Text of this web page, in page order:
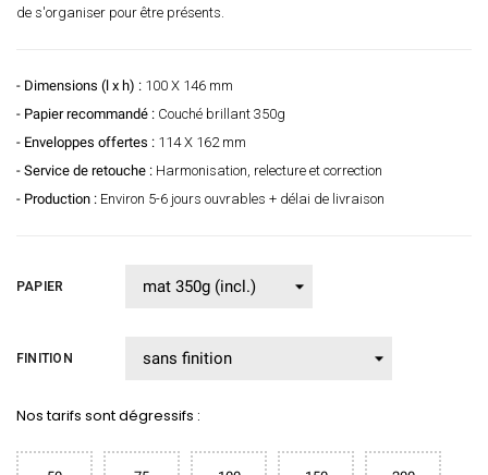
de s'organiser pour être présents.
- Dimensions (l x h) : 100 X 146 mm
- Papier recommandé : Couché brillant 350g
- Enveloppes offertes : 114 X 162 mm
- Service de retouche : Harmonisation, relecture et correction
- Production : Environ 5-6 jours ouvrables + délai de livraison
PAPIER
FINITION
Nos tarifs sont dégressifs :